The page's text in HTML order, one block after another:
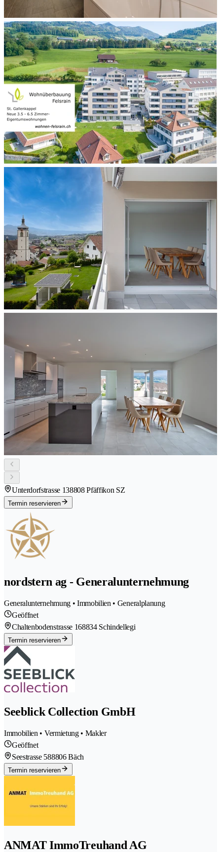
Unterdorfstrasse 138808 Pfäffikon SZ
Termin reservieren
nordstern ag - Generalunternehmung
Generalunternehmung • Immobilien • Generalplanung
Geöffnet
Chaltenbodenstrasse 168834 Schindellegi
Termin reservieren
Seeblick Collection GmbH
Immobilien • Vermietung • Makler
Geöffnet
Seestrasse 588806 Bäch
Termin reservieren
ANMAT ImmoTreuhand AG